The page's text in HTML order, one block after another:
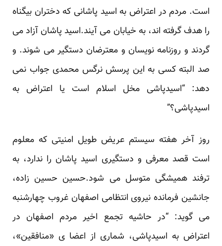
است. مردم در اعتراض به اسید پاشانی که دختران بیگناه
را هدف گرفته اند، به خیابان می آیند.اسید پاشان آزاد می
گردند و روزنامه نویسان و معترضان دستگیر می شوند. و
صد البته کسی به این پرسش نرگس محمدی جواب نمی
دهد: “اسیدپاشی مخل اسلام است یا اعتراض به
اسیدپاشی؟”
روز آخر هفته سیستم عریض طویل امنیتی که معلوم
است قصد معرفی و دستگیری اسید پاشان را ندارد، به
ترفند همیشگی متوسل می شود.حسین حسین زاده،
جانشین فرمانده نیروی انتظامی اصفهان غروب چهارشنبه
می گوید: “در حاشیه تجمع اخیر مردم اصفهان در
اعتراض به اسیدپاشی، شماری از اعضا ی «منافقین»،